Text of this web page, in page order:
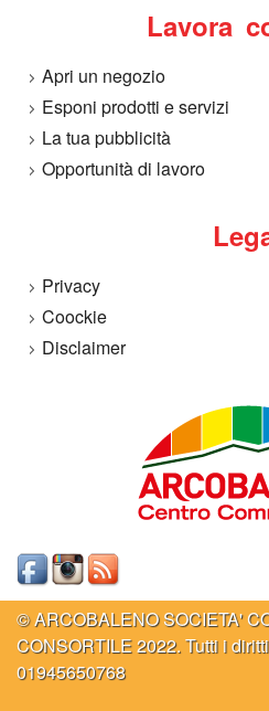
Lavora
Apri un negozio
Esponi prodotti e servizi
La tua pubblicità
Opportunità di lavoro
Privacy
Coockie
Disclaimer
© ARCOBALENO SOCIETA'
CONSORTILE 2022. Tutti i
01945650768